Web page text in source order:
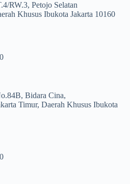
RW.3, Petojo Selatan
Khusus Ibukota Jakarta 10160
Bidara Cina,
Timur, Daerah Khusus Ibukota